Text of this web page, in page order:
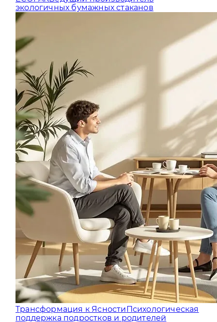
ECOPAKВедущий производитель
экологичных бумажных стаканов
Трансформация к ЯсностиПсихологическая